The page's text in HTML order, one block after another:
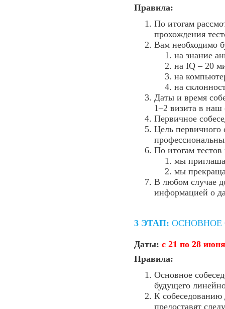
Правила:
По итогам
прохождения
Вам необходимо
на знание
на IQ – 20
на
на
Даты и время
1–2 визита в
Первичное
Цель первичного
По итогам
мы
мы
В любом случае
информацией о
3 ЭТАП: ОСНОВНОЕ
Даты: с 21 по 28
Правила:
Основное
будущего
К собеседованию
предоставят